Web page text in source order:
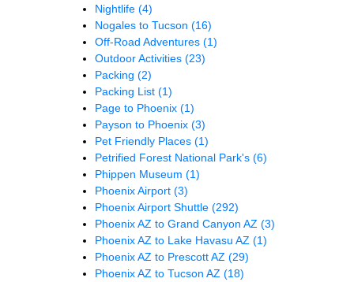
Nightlife (4)
Nogales to Tucson (16)
Off-Road Adventures (1)
Outdoor Activities (23)
Packing (2)
Packing List (1)
Page to Phoenix (1)
Payson to Phoenix (3)
Pet Friendly Places (1)
Petrified Forest National Park's (6)
Phippen Museum (1)
Phoenix Airport (3)
Phoenix Airport Shuttle (292)
Phoenix AZ to Grand Canyon AZ (3)
Phoenix AZ to Lake Havasu AZ (1)
Phoenix AZ to Prescott AZ (29)
Phoenix AZ to Tucson AZ (18)